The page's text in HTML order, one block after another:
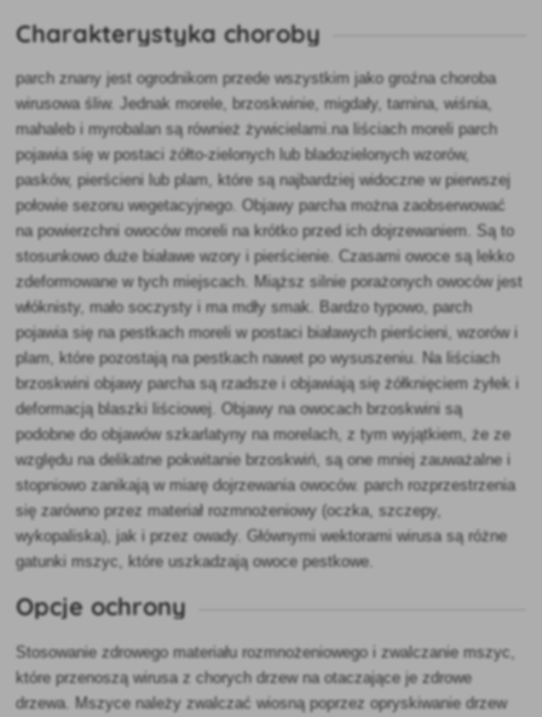
Charakterystyka choroby
parch znany jest ogrodnikom przede wszystkim jako groźna choroba
wirusowa śliw. Jednak morele, brzoskwinie, migdały, tarnina, wiśnia,
mahaleb i myrobalan są również żywicielami.na liściach moreli parch
pojawia się w postaci żółto-zielonych lub bladozielonych wzorów,
pasków, pierścieni lub plam, które są najbardziej widoczne w pierwszej
połowie sezonu wegetacyjnego. Objawy parcha można zaobserwować
na powierzchni owoców moreli na krótko przed ich dojrzewaniem. Są to
stosunkowo duże białawe wzory i pierścienie. Czasami owoce są lekko
zdeformowane w tych miejscach. Miąższ silnie porażonych owoców jest
włóknisty, mało soczysty i ma mdły smak. Bardzo typowo, parch
pojawia się na pestkach moreli w postaci białawych pierścieni, wzorów i
plam, które pozostają na pestkach nawet po wysuszeniu. Na liściach
brzoskwini objawy parcha są rzadsze i objawiają się żółknięciem żyłek i
deformacją blaszki liściowej. Objawy na owocach brzoskwini są
podobne do objawów szkarlatyny na morelach, z tym wyjątkiem, że ze
względu na delikatne pokwitanie brzoskwiń, są one mniej zauważalne i
stopniowo zanikają w miarę dojrzewania owoców. parch rozprzestrzenia
się zarówno przez materiał rozmnożeniowy (oczka, szczepy,
wykopaliska), jak i przez owady. Głównymi wektorami wirusa są różne
gatunki mszyc, które uszkadzają owoce pestkowe.
Opcje ochrony
Stosowanie zdrowego materiału rozmnożeniowego i zwalczanie mszyc,
które przenoszą wirusa z chorych drzew na otaczające je zdrowe
drzewa. Mszyce należy zwalczać wiosną poprzez opryskiwanie drzew